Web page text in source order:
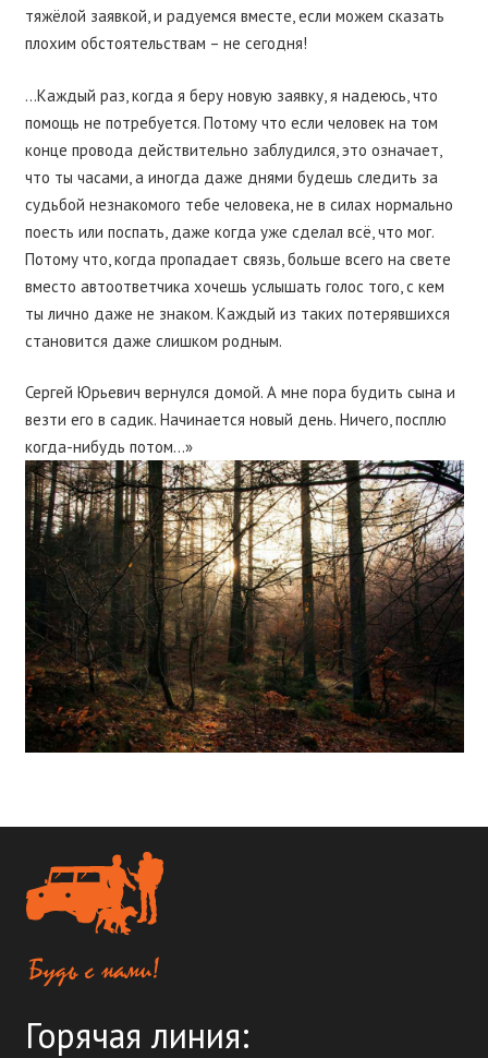
тяжёлой заявкой, и радуемся вместе, если можем сказать
плохим обстоятельствам – не сегодня!
…Каждый раз, когда я беру новую заявку, я надеюсь, что
помощь не потребуется. Потому что если человек на том
конце провода действительно заблудился, это означает,
что ты часами, а иногда даже днями будешь следить за
судьбой незнакомого тебе человека, не в силах нормально
поесть или поспать, даже когда уже сделал всё, что мог.
Потому что, когда пропадает связь, больше всего на свете
вместо автоответчика хочешь услышать голос того, с кем
ты лично даже не знаком. Каждый из таких потерявшихся
становится даже слишком родным.
Сергей Юрьевич вернулся домой. А мне пора будить сына и
везти его в садик. Начинается новый день. Ничего, посплю
когда-нибудь потом…»
Горячая линия: